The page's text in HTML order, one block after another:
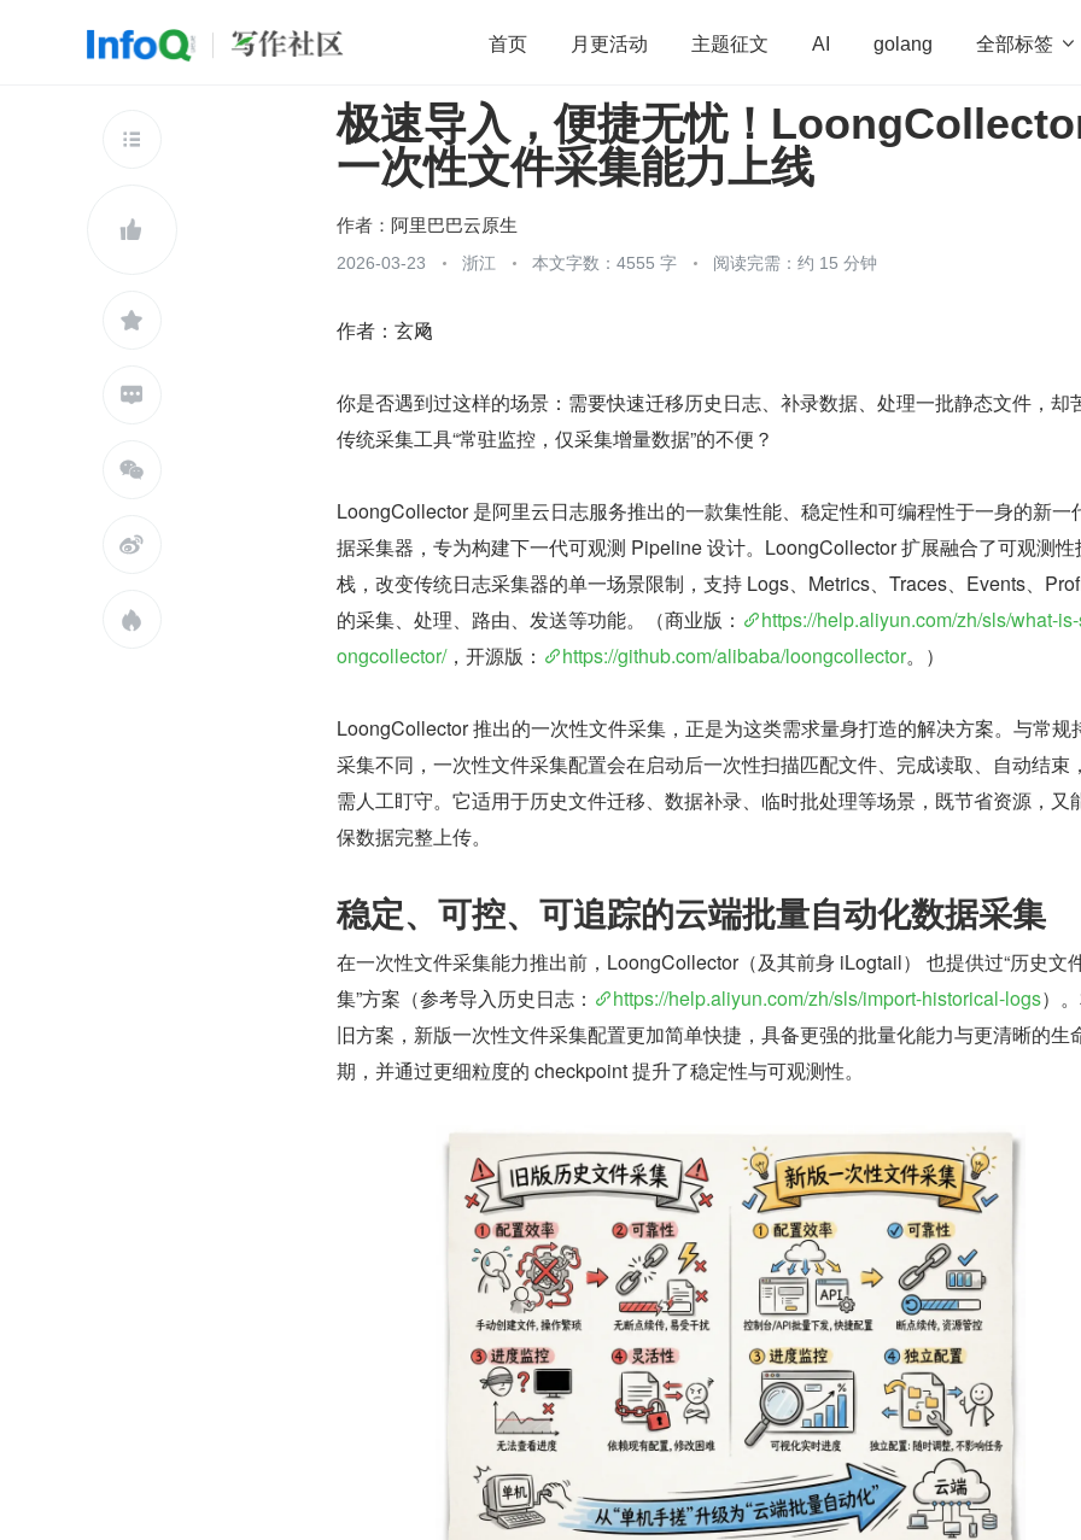
首页 月更活动 主题征文 AI golang 全部标签 
开源 架构 OpenHarmony 算法 学习方法 Web3.0 高
团队管理 程序员 运维 深度思考
查看更多







极速导入，便捷无忧！
一次性文件采集能力上线
作者： 阿里巴巴云原生
2026-03-23 浙江 本文字数：4555 字 阅读完需：约 15 分钟
作者：玄飏
你是否遇到过这样的场景：需要快速迁移历史日志、补录数据、处理一批静态文件，却
传统采集工具“常驻监控，仅采集增量数据”的不便？
LoongCollector 是阿里云日志服务推出的一款集性能、稳定性和可编程性于一身的新一
据采集器，专为构建下一代可观测 Pipeline 设计。LoongCollector 扩展融合了可观测性
栈，改变传统日志采集器的单一场景限制，支持 Logs、Metrics、Traces、Events、
的采集、处理、路由、发送等功能。（商业版：
https://help.aliyun.com/zh/sls/what-
ongcollector/，开源版： https://github.com/alibaba/loongcollector。）
LoongCollector 推出的一次性文件采集，正是为这类需求量身打造的解决方案。与常规
采集不同，一次性文件采集配置会在启动后一次性扫描匹配文件、完成读取、自动结束
需人工盯守。它适用于历史文件迁移、数据补录、临时批处理等场景，既节省资源，又
保数据完整上传。
稳定、可控、可追踪的云端批量自动化数据采集
在一次性文件采集能力推出前，LoongCollector（及其前身 iLogtail） 也提供过“历史文
集”方案（参考导入历史日志：
https://help.aliyun.com/zh/sls/import-historical-logs）
旧方案，新版一次性文件采集配置更加简单快捷，具备更强的批量化能力与更清晰的生
期，并通过更细粒度的 checkpoint 提升了稳定性与可观测性。